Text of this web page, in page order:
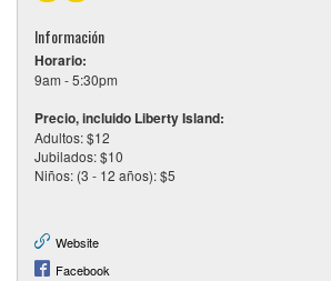
Información
Horario:
9am - 5:30pm
Precio, incluido Liberty Island:
Adultos: $12
Jubilados: $10
Niños: (3 - 12 años): $5
Website
Facebook